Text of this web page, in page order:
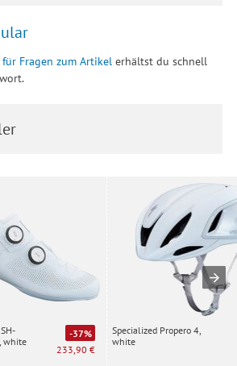
Fragen zum Artikelerhältst du schnell
white
-37%
233,90 €
Specialized Propero 4,
white